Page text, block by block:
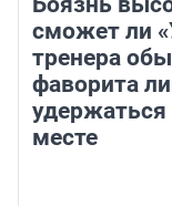
сможет ли
тренера
фаворита
месте